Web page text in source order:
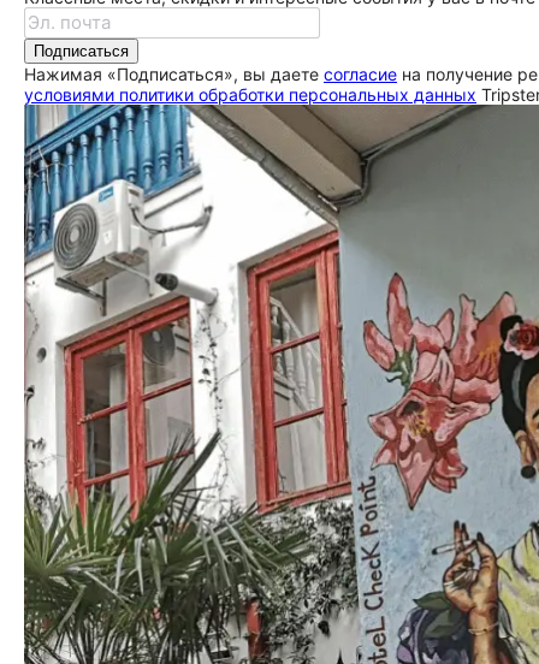
Подписаться
Нажимая «Подписаться», вы даете согласие на получение
условиями политики обработки персональных данных